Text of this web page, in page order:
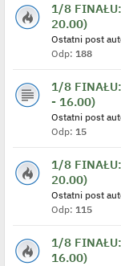
1/8
20.00)
Ostatni post
Odp: 188
1/8
- 16.00)
Ostatni post
Odp: 15
1/8
20.00)
Ostatni post
Odp: 115
1/8
16.00)